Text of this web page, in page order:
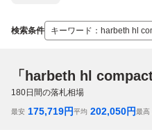
検索条件 キーワード ： harbeth hl
「harbeth hl
180日間の落札相場
最安 175,719円平均 202,050円最高